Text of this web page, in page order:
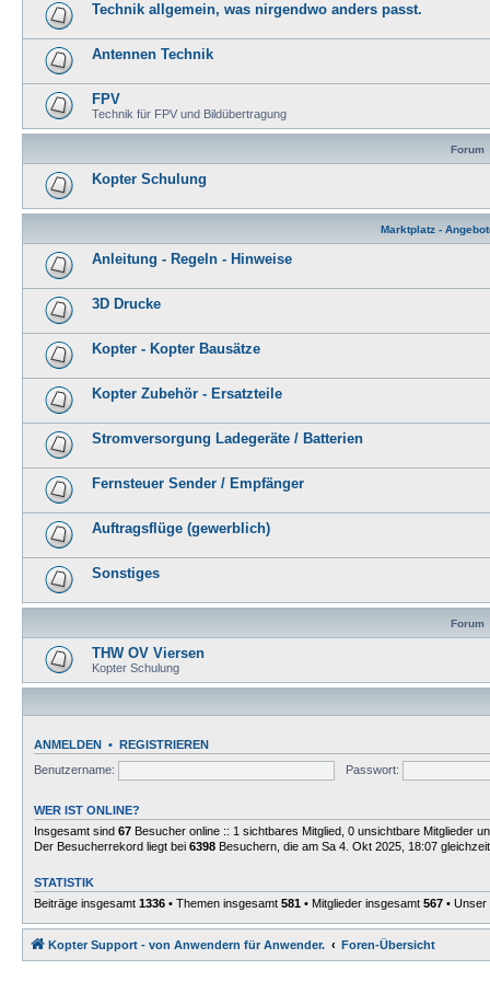
Technik allgemein, was nirgendwo anders passt.
Antennen Technik
FPV
Technik für FPV und Bildübertragung
Forum
Kopter Schulung
Marktplatz -
Anleitung - Regeln - Hinweise
3D Drucke
Kopter - Kopter Bausätze
Kopter Zubehör - Ersatzteile
Stromversorgung Ladegeräte / Batterien
Fernsteuer Sender / Empfänger
Auftragsflüge (gewerblich)
Sonstiges
Forum
THW OV Viersen
Kopter Schulung
ANMELDEN • REGISTRIEREN
Benutzername:
Passwort:
WER IST ONLINE?
Insgesamt sind 67 Besucher online :: 1 sichtbares Mitglied, 0 unsichtbare Mitglieder
Der Besucherrekord liegt bei 6398 Besuchern, die am Sa 4. Okt 2025, 18:07
STATISTIK
Beiträge insgesamt 1336 • Themen insgesamt 581 • Mitglieder insgesamt 567 • Unser
Kopter Support - von Anwendern für Anwender. Foren-Übersicht